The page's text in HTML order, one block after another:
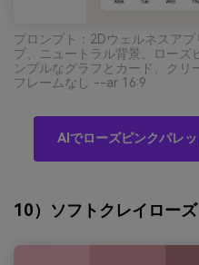
プロンプト：2Dウェルネスア
プ、ニュートラル背景、ローズ
ンプルなグラフとカード、クリ
フレームなし --ar 16:9
AIでローズピンクパレ
10）ソフトクレイローズ